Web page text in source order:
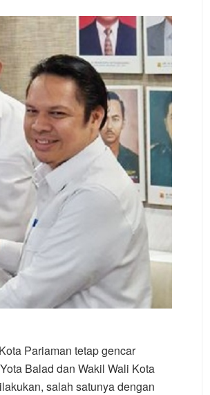
Pariaman tetap gencar
Balad dan Wakil Wali Kota
salah satunya dengan